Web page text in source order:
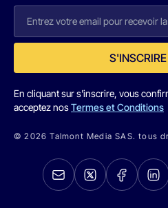
S'INSCRIRE
En cliquant sur s'inscrire, vous
acceptez nosTermes et Conditions
© 2026 Talmont Media SAS. tous